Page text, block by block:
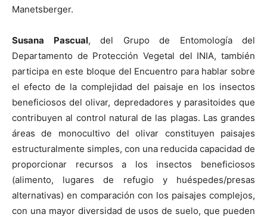
Manetsberger.
Susana Pascual, del Grupo de Entomología del
Departamento de Protección Vegetal del INIA, también
participa en este bloque del Encuentro para hablar sobre
el efecto de la complejidad del paisaje en los insectos
beneficiosos del olivar, depredadores y parasitoides que
contribuyen al control natural de las plagas. Las grandes
áreas de monocultivo del olivar constituyen paisajes
estructuralmente simples, con una reducida capacidad de
proporcionar recursos a los insectos beneficiosos
(alimento, lugares de refugio y huéspedes/presas
alternativas) en comparación con los paisajes complejos,
con una mayor diversidad de usos de suelo, que pueden